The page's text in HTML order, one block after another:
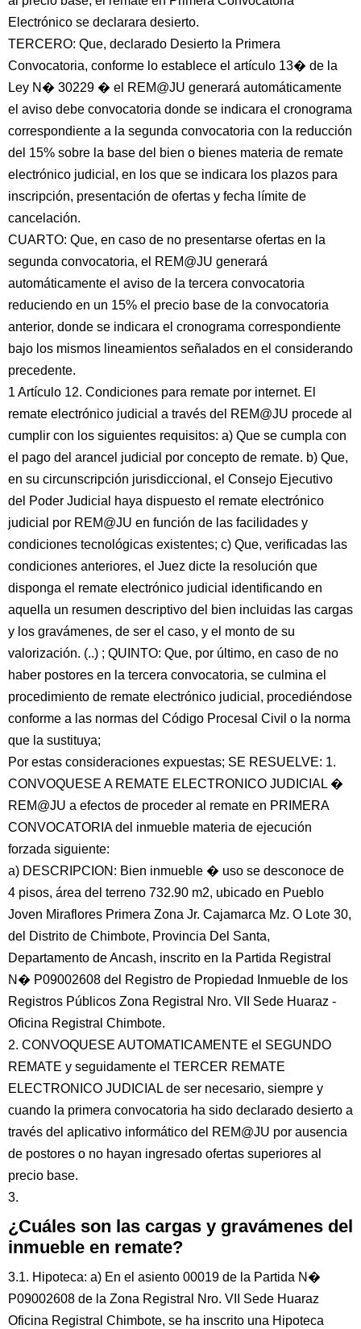
Electrónico se declarara desierto.
TERCERO: Que, declarado Desierto la Primera
Convocatoria, conforme lo establece el artículo 13� de la
Ley N� 30229 � el REM@JU generará automáticamente
el aviso debe convocatoria donde se indicara el cronograma
correspondiente a la segunda convocatoria con la reducción
del 15% sobre la base del bien o bienes materia de remate
electrónico judicial, en los que se indicara los plazos para
inscripción, presentación de ofertas y fecha límite de
cancelación.
CUARTO: Que, en caso de no presentarse ofertas en la
segunda convocatoria, el REM@JU generará
automáticamente el aviso de la tercera convocatoria
reduciendo en un 15% el precio base de la convocatoria
anterior, donde se indicara el cronograma correspondiente
bajo los mismos lineamientos señalados en el considerando
precedente.
1 Artículo 12. Condiciones para remate por internet. El
remate electrónico judicial a través del REM@JU procede al
cumplir con los siguientes requisitos: a) Que se cumpla con
el pago del arancel judicial por concepto de remate. b) Que,
en su circunscripción jurisdiccional, el Consejo Ejecutivo
del Poder Judicial haya dispuesto el remate electrónico
judicial por REM@JU en función de las facilidades y
condiciones tecnológicas existentes; c) Que, verificadas las
condiciones anteriores, el Juez dicte la resolución que
disponga el remate electrónico judicial identificando en
aquella un resumen descriptivo del bien incluidas las cargas
y los gravámenes, de ser el caso, y el monto de su
valorización. (..) ; QUINTO: Que, por último, en caso de no
haber postores en la tercera convocatoria, se culmina el
procedimiento de remate electrónico judicial, procediéndose
conforme a las normas del Código Procesal Civil o la norma
que la sustituya;
Por estas consideraciones expuestas; SE RESUELVE: 1.
CONVOQUESE A REMATE ELECTRONICO JUDICIAL �
REM@JU a efectos de proceder al remate en PRIMERA
CONVOCATORIA del inmueble materia de ejecución
forzada siguiente:
a) DESCRIPCION: Bien inmueble � uso se desconoce de
4 pisos, área del terreno 732.90 m2, ubicado en Pueblo
Joven Miraflores Primera Zona Jr. Cajamarca Mz. O Lote 30,
del Distrito de Chimbote, Provincia Del Santa,
Departamento de Ancash, inscrito en la Partida Registral
N� P09002608 del Registro de Propiedad Inmueble de los
Registros Públicos Zona Registral Nro. VII Sede Huaraz -
Oficina Registral Chimbote.
2. CONVOQUESE AUTOMATICAMENTE el SEGUNDO
REMATE y seguidamente el TERCER REMATE
ELECTRONICO JUDICIAL de ser necesario, siempre y
cuando la primera convocatoria ha sido declarado desierto a
través del aplicativo informático del REM@JU por ausencia
de postores o no hayan ingresado ofertas superiores al
precio base.
3.
¿Cuáles son las cargas y gravámenes del
inmueble en remate?
3.1. Hipoteca: a) En el asiento 00019 de la Partida N�
P09002608 de la Zona Registral Nro. VII Sede Huaraz
Oficina Registral Chimbote, se ha inscrito una Hipoteca